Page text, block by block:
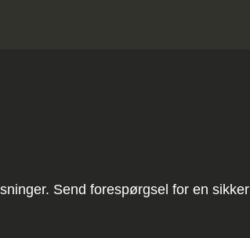
Send forespørgsel for en sikker